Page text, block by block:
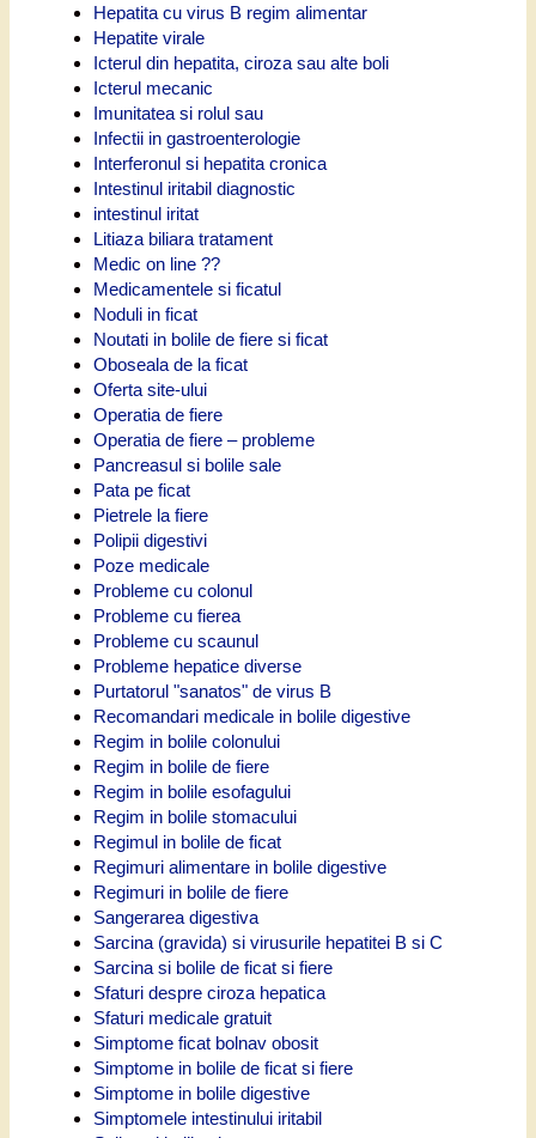
Hepatita cu virus B regim alimentar
Hepatite virale
Icterul din hepatita, ciroza sau alte boli
Icterul mecanic
Imunitatea si rolul sau
Infectii in gastroenterologie
Interferonul si hepatita cronica
Intestinul iritabil diagnostic
intestinul iritat
Litiaza biliara tratament
Medic on line ??
Medicamentele si ficatul
Noduli in ficat
Noutati in bolile de fiere si ficat
Oboseala de la ficat
Oferta site-ului
Operatia de fiere
Operatia de fiere – probleme
Pancreasul si bolile sale
Pata pe ficat
Pietrele la fiere
Polipii digestivi
Poze medicale
Probleme cu colonul
Probleme cu fierea
Probleme cu scaunul
Probleme hepatice diverse
Purtatorul "sanatos" de virus B
Recomandari medicale in bolile digestive
Regim in bolile colonului
Regim in bolile de fiere
Regim in bolile esofagului
Regim in bolile stomacului
Regimul in bolile de ficat
Regimuri alimentare in bolile digestive
Regimuri in bolile de fiere
Sangerarea digestiva
Sarcina (gravida) si virusurile hepatitei B si C
Sarcina si bolile de ficat si fiere
Sfaturi despre ciroza hepatica
Sfaturi medicale gratuit
Simptome ficat bolnav obosit
Simptome in bolile de ficat si fiere
Simptome in bolile digestive
Simptomele intestinului iritabil